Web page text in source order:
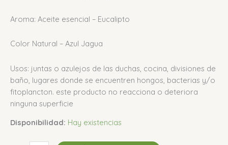
Aroma: Aceite esencial – Eucalipto
Color Natural – Azul Jagua
Usos: juntas o azulejos de las duchas, cocina, divisiones de
baño, lugares donde se encuentren hongos, bacterias y/o
fitoplancton. este producto no reacciona o deteriora
ninguna superficie
Disponibilidad: Hay existencias